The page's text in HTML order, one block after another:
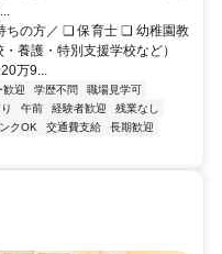
ちの方／ ❏ 保育士 ❏ 幼稚園教
養護・特別支援学校など）
万9...
歓迎 学歴不問
職場見学可
午前 経験者歓迎
残業なし
クOK 交通費支給
長期歓迎